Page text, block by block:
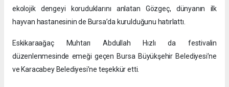
ekolojik dengeyi koruduklarını anlatan Gözgeç, dünyanın ilk
hayvan hastanesinin de Bursa’da kurulduğunu hatırlattı.
Eskikaraağaç Muhtarı Abdullah Hızlı da festivalin
düzenlenmesinde emeği geçen Bursa Büyükşehir Belediyesi’ne
ve Karacabey Belediyesi’ne teşekkür etti.